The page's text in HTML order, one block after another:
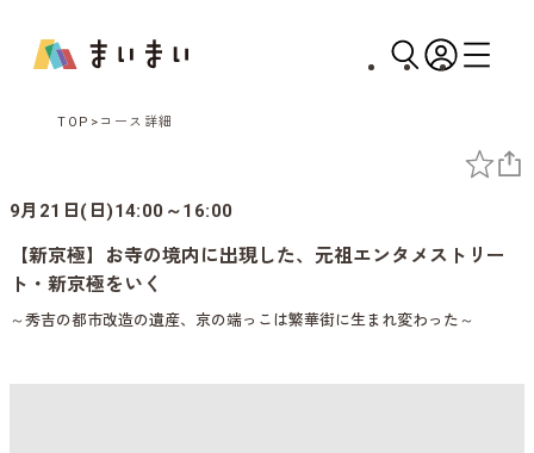
TOP コース詳細
9月21日(日)14:00～16:00
【新京極】お寺の境内に出現した、元祖エンタメストリー
ト・新京極をいく
～秀吉の都市改造の遺産、京の端っこは繁華街に生まれ変わった～